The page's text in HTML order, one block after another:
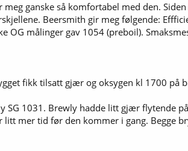
ganske så komfortabel med den.
Beersmith gir meg følgende:
OG målinger gav 1054 (preboil).
fikk tilsatt gjær og oksygen kl 1700 på
SG 1031. Brewly hadde litt gjær flytende
mer tid før den kommer i gang. Begge